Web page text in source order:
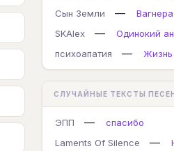
Сын Земли
—
Вагнера
SKAlex
—
Одинокий
психоапатия
— Жизнь
СЛУЧАЙНЫЕ ТЕКСТЫ
ЭПП —
спасибо
Laments Of Silence
—